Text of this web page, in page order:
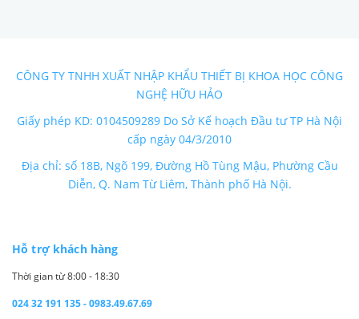
CÔNG TY TNHH XUẤT NHẬP KHẨU THIẾT BỊ KHOA HỌC CÔNG
NGHỆ HỮU HẢO
Giấy phép KD: 0104509289 Do Sở Kế hoạch Đầu tư TP Hà Nội
cấp ngày 04/3/2010
Địa chỉ: số 18B, Ngõ 199, Đường Hồ Tùng Mậu, Phường Cầu
Diễn, Q. Nam Từ Liêm, Thành phố Hà Nội.
Hỗ trợ khách hàng
Thời gian từ 8:00 - 18:30
024 32 191 135 - 0983.49.67.69